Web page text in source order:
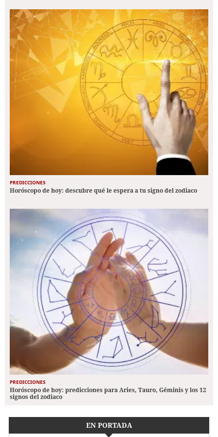
PREDICCIONES
Horóscopo de hoy: descubre qué le espera a tu signo del zodiaco
PREDICCIONES
Horóscopo de hoy: predicciones para Aries, Tauro, Géminis y los 12
signos del zodiaco
EN PORTADA